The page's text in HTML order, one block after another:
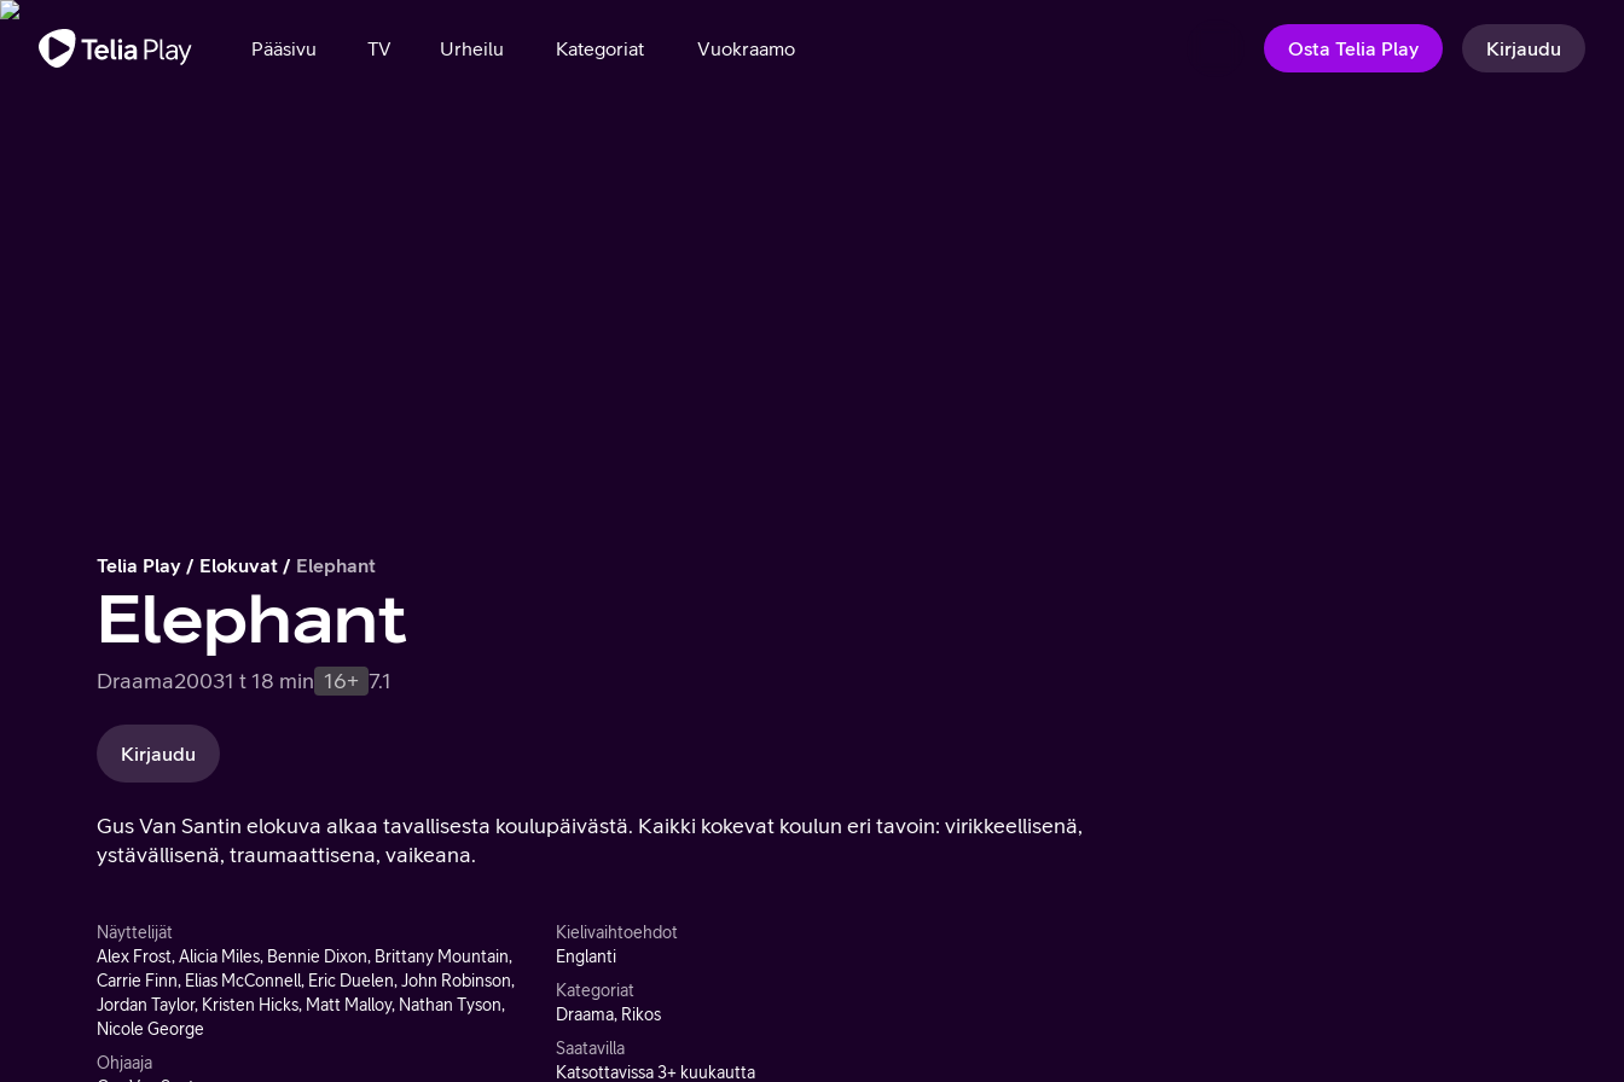
Tärkeä viesti
Pääsivu TV Urheilu Kategoriat Vuokraamo Osta Telia Play Kirjaudu
Telia Play Elokuvat Elephant
Elephant
Draama20031 t 18 min 16+ 7.1
Kirjaudu
Gus Van Santin elokuva alkaa tavallisesta koulupäivästä. Kaikki kokevat koulun eri tavoin: virikkeellisenä,
ystävällisenä, traumaattisena, vaikeana.
Näyttelijät
Alex Frost, Alicia Miles, Bennie Dixon, Brittany Mountain,
Carrie Finn, Elias McConnell, Eric Duelen, John Robinson,
Jordan Taylor, Kristen Hicks, Matt Malloy, Nathan Tyson,
Nicole George
Ohjaaja
Kielivaihtoehdot
Englanti
Kategoriat
Draama, Rikos
Saatavilla
Katsottavissa 3+ kuukautta